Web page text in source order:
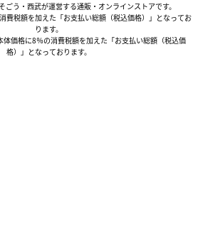
ごう・西武が運営する通販・オンラインストアです。
費税額を加えた「お支払い総額（税込価格）」となってお
ります。
価格に8％の消費税額を加えた「お支払い総額（税込価
格）」となっております。